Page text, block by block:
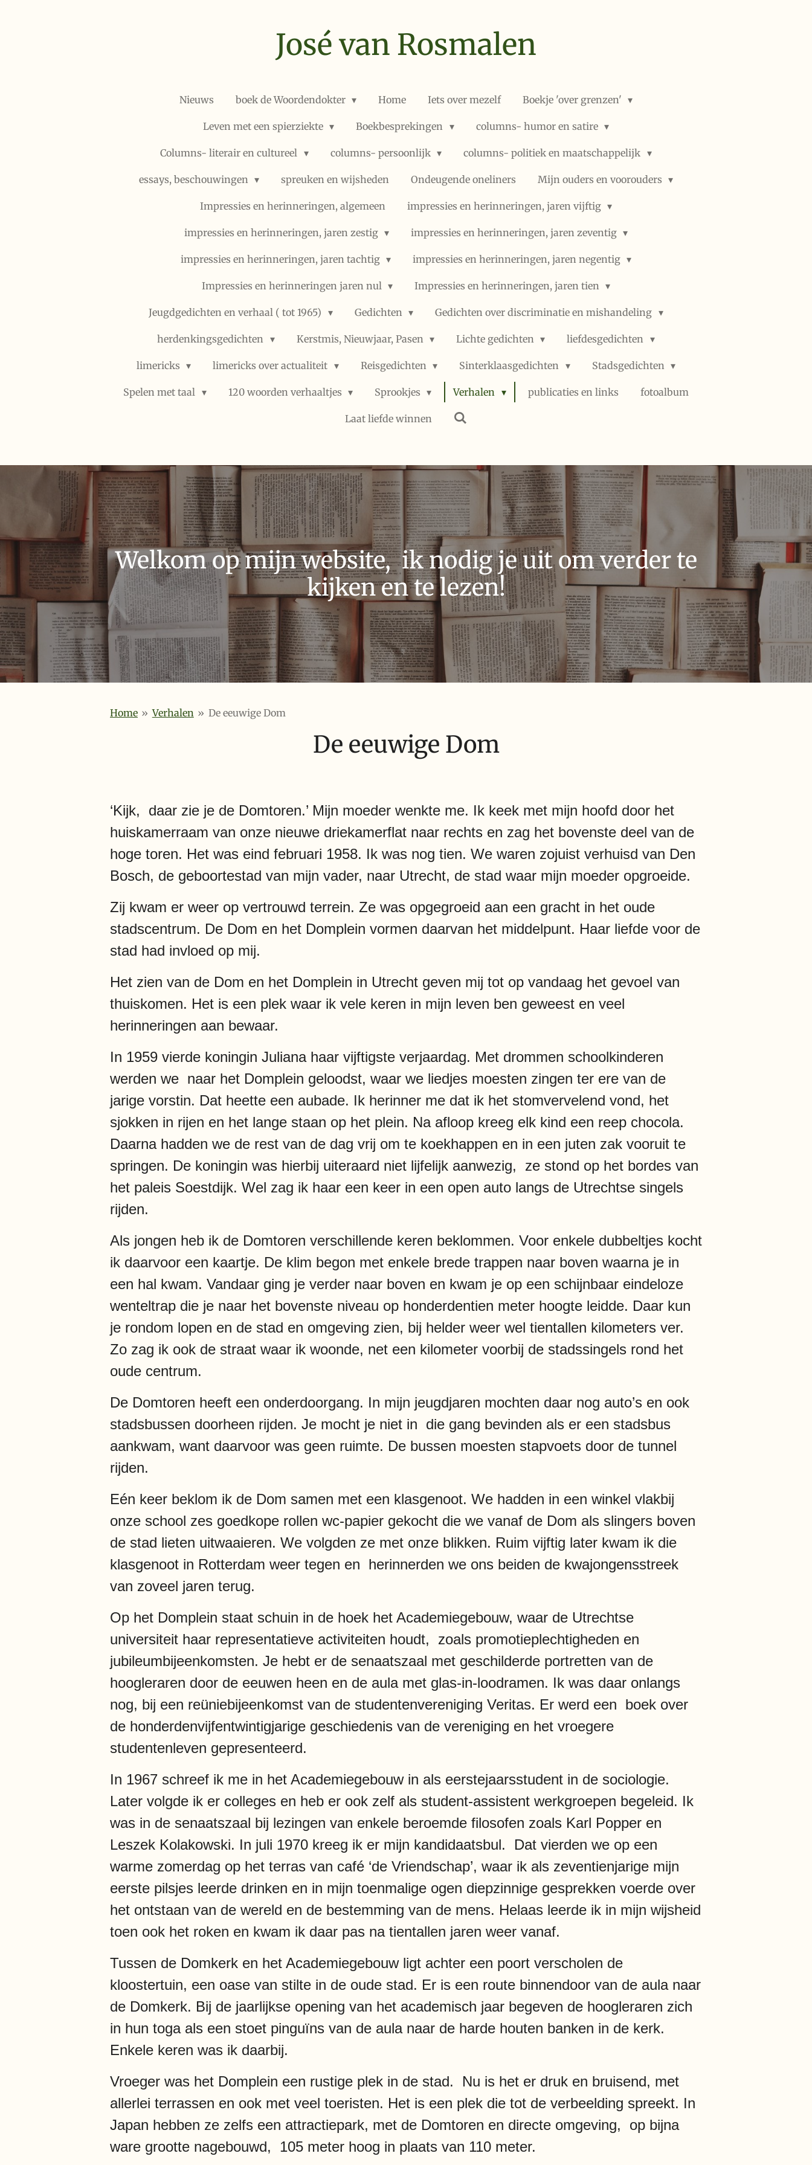
José van Rosmalen
Nieuws boek de Woordendokter Home Iets over mezelf Boekje 'over grenzen'
Leven met een spierziekte Boekbesprekingen columns- humor en satire
Columns- literair en cultureel columns- persoonlijk columns- politiek en maatschappelijk
essays, beschouwingen spreuken en wijsheden Ondeugende oneliners Mijn ouders en voorouders
Impressies en herinneringen, algemeen impressies en herinneringen, jaren vijftig
impressies en herinneringen, jaren zestig impressies en herinneringen, jaren zeventig
impressies en herinneringen, jaren tachtig impressies en herinneringen, jaren negentig
Impressies en herinneringen jaren nul Impressies en herinneringen, jaren tien
Jeugdgedichten en verhaal ( tot 1965) Gedichten Gedichten over discriminatie en mishandeling
herdenkingsgedichten Kerstmis, Nieuwjaar, Pasen Lichte gedichten liefdesgedichten
limericks limericks over actualiteit Reisgedichten Sinterklaasgedichten Stadsgedichten
Spelen met taal 120 woorden verhaaltjes Sprookjes Verhalen publicaties en links fotoalbum
Laat liefde winnen
Welkom op mijn website, ik nodig je uit om verder te
kijken en te lezen!
Home » Verhalen » De eeuwige Dom
De eeuwige Dom
‘Kijk, daar zie je de Domtoren.’ Mijn moeder wenkte me. Ik keek met mijn hoofd door het
huiskamerraam van onze nieuwe driekamerflat naar rechts en zag het bovenste deel van de
hoge toren. Het was eind februari 1958. Ik was nog tien. We waren zojuist verhuisd van Den
Bosch, de geboortestad van mijn vader, naar Utrecht, de stad waar mijn moeder opgroeide.
Zij kwam er weer op vertrouwd terrein. Ze was opgegroeid aan een gracht in het oude
stadscentrum. De Dom en het Domplein vormen daarvan het middelpunt. Haar liefde voor de
stad had invloed op mij.
Het zien van de Dom en het Domplein in Utrecht geven mij tot op vandaag het gevoel van
thuiskomen. Het is een plek waar ik vele keren in mijn leven ben geweest en veel
herinneringen aan bewaar.
In 1959 vierde koningin Juliana haar vijftigste verjaardag. Met drommen schoolkinderen
werden we naar het Domplein geloodst, waar we liedjes moesten zingen ter ere van de
jarige vorstin. Dat heette een aubade. Ik herinner me dat ik het stomvervelend vond, het
sjokken in rijen en het lange staan op het plein. Na afloop kreeg elk kind een reep chocola.
Daarna hadden we de rest van de dag vrij om te koekhappen en in een juten zak vooruit te
springen. De koningin was hierbij uiteraard niet lijfelijk aanwezig, ze stond op het bordes van
het paleis Soestdijk. Wel zag ik haar een keer in een open auto langs de Utrechtse singels
rijden.
Als jongen heb ik de Domtoren verschillende keren beklommen. Voor enkele dubbeltjes kocht
ik daarvoor een kaartje. De klim begon met enkele brede trappen naar boven waarna je in
een hal kwam. Vandaar ging je verder naar boven en kwam je op een schijnbaar eindeloze
wenteltrap die je naar het bovenste niveau op honderdentien meter hoogte leidde. Daar kun
je rondom lopen en de stad en omgeving zien, bij helder weer wel tientallen kilometers ver.
Zo zag ik ook de straat waar ik woonde, net een kilometer voorbij de stadssingels rond het
oude centrum.
De Domtoren heeft een onderdoorgang. In mijn jeugdjaren mochten daar nog auto’s en ook
stadsbussen doorheen rijden. Je mocht je niet in die gang bevinden als er een stadsbus
aankwam, want daarvoor was geen ruimte. De bussen moesten stapvoets door de tunnel
rijden.
Eén keer beklom ik de Dom samen met een klasgenoot. We hadden in een winkel vlakbij
onze school zes goedkope rollen wc-papier gekocht die we vanaf de Dom als slingers boven
de stad lieten uitwaaieren. We volgden ze met onze blikken. Ruim vijftig later kwam ik die
klasgenoot in Rotterdam weer tegen en herinnerden we ons beiden de kwajongensstreek
van zoveel jaren terug.
Op het Domplein staat schuin in de hoek het Academiegebouw, waar de Utrechtse
universiteit haar representatieve activiteiten houdt, zoals promotieplechtigheden en
jubileumbijeenkomsten. Je hebt er de senaatszaal met geschilderde portretten van de
hoogleraren door de eeuwen heen en de aula met glas-in-loodramen. Ik was daar onlangs
nog, bij een reüniebijeenkomst van de studentenvereniging Veritas. Er werd een boek over
de honderdenvijfentwintigjarige geschiedenis van de vereniging en het vroegere
studentenleven gepresenteerd.
In 1967 schreef ik me in het Academiegebouw in als eerstejaarsstudent in de sociologie.
Later volgde ik er colleges en heb er ook zelf als student-assistent werkgroepen begeleid. Ik
was in de senaatszaal bij lezingen van enkele beroemde filosofen zoals Karl Popper en
Leszek Kolakowski. In juli 1970 kreeg ik er mijn kandidaatsbul. Dat vierden we op een
warme zomerdag op het terras van café ‘de Vriendschap’, waar ik als zeventienjarige mijn
eerste pilsjes leerde drinken en in mijn toenmalige ogen diepzinnige gesprekken voerde over
het ontstaan van de wereld en de bestemming van de mens. Helaas leerde ik in mijn wijsheid
toen ook het roken en kwam ik daar pas na tientallen jaren weer vanaf.
Tussen de Domkerk en het Academiegebouw ligt achter een poort verscholen de
kloostertuin, een oase van stilte in de oude stad. Er is een route binnendoor van de aula naar
de Domkerk. Bij de jaarlijkse opening van het academisch jaar begeven de hoogleraren zich
in hun toga als een stoet pinguïns van de aula naar de harde houten banken in de kerk.
Enkele keren was ik daarbij.
Vroeger was het Domplein een rustige plek in de stad. Nu is het er druk en bruisend, met
allerlei terrassen en ook met veel toeristen. Het is een plek die tot de verbeelding spreekt. In
Japan hebben ze zelfs een attractiepark, met de Domtoren en directe omgeving, op bijna
ware grootte nagebouwd, 105 meter hoog in plaats van 110 meter.